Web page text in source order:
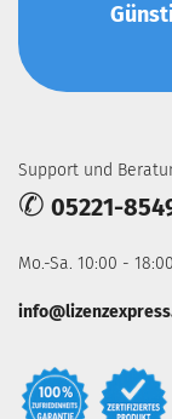
Support und
✆ 05221-
Mo.-Sa. 10:00 -